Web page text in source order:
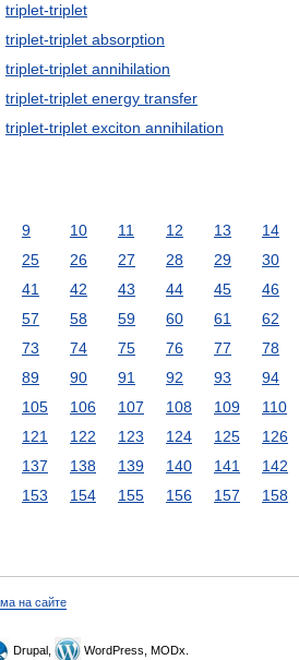
triplet-triplet
triplet-triplet absorption
triplet-triplet annihilation
triplet-triplet energy transfer
triplet-triplet exciton annihilation
9 10 11 12 13 14
25 26 27 28 29 30
41 42 43 44 45 46
57 58 59 60 61 62
73 74 75 76 77 78
89 90 91 92 93 94
105 106 107 108 109 110
121 122 123 124 125 126
137 138 139 140 141 142
153 154 155 156 157 158
на сайте
Drupal, WordPress, MODx.